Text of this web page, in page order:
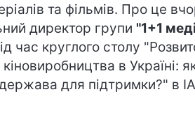
та фільмів. Про це
директор групи "1+1
час круглого столу
в Україні:
для підтримки?" в